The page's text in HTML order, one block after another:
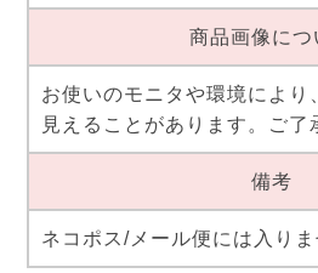
商品画像につ
お使いのモニタや環境により
見えることがあります。ご了
備考
ネコポス/メール便には入りま